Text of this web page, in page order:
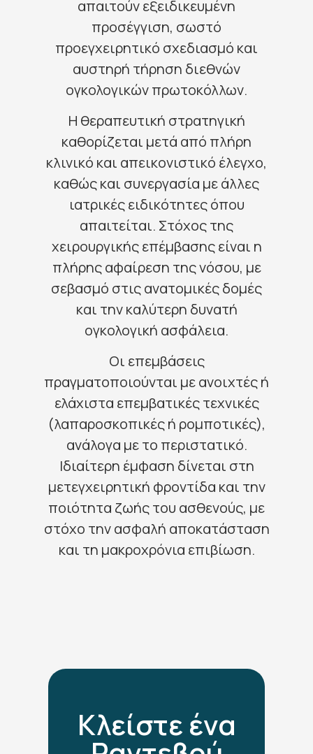
απαιτούν εξειδικευμένη
προσέγγιση, σωστό
προεγχειρητικό σχεδιασμό και
αυστηρή τήρηση διεθνών
ογκολογικών πρωτοκόλλων.
Η θεραπευτική στρατηγική
καθορίζεται μετά από πλήρη
κλινικό και απεικονιστικό έλεγχο,
καθώς και συνεργασία με άλλες
ιατρικές ειδικότητες όπου
απαιτείται. Στόχος της
χειρουργικής επέμβασης είναι η
πλήρης αφαίρεση της νόσου, με
σεβασμό στις ανατομικές δομές
και την καλύτερη δυνατή
ογκολογική ασφάλεια.
Οι επεμβάσεις
πραγματοποιούνται με ανοιχτές ή
ελάχιστα επεμβατικές τεχνικές
(λαπαροσκοπικές ή ρομποτικές),
ανάλογα με το περιστατικό.
Ιδιαίτερη έμφαση δίνεται στη
μετεγχειρητική φροντίδα και την
ποιότητα ζωής του ασθενούς, με
στόχο την ασφαλή αποκατάσταση
και τη μακροχρόνια επιβίωση.
Κλείστε ένα